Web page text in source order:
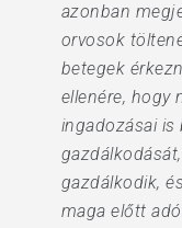
azonban
orvosok
betegek
ellenére, hogy
ingadozásai is
gazdálkodik,
maga előtt